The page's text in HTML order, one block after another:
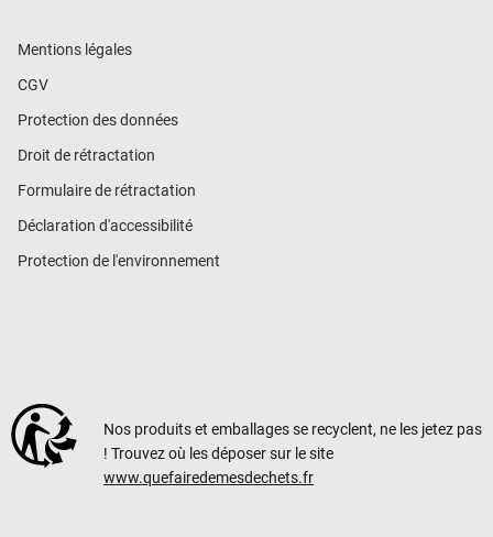
Mentions légales
CGV
Protection des données
Droit de rétractation
Formulaire de rétractation
Déclaration d'accessibilité
Protection de l'environnement
Nos produits et emballages se recyclent, ne les jetez pas
! Trouvez où les déposer sur le site
www.quefairedemesdechets.fr